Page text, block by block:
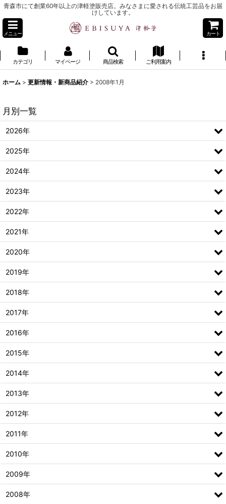
青森市にて創業60年以上の津軽塗販売店。みなさまに愛される伝統工芸品をお届
けしています。
メニュー カート
カテゴリ マイページ 商品検索 ご利用案内
ホーム > 更新情報・新商品紹介 > 2008年1月
月別一覧
2026年
2025年
2024年
2023年
2022年
2021年
2020年
2019年
2018年
2017年
2016年
2015年
2014年
2013年
2012年
2011年
2010年
2009年
2008年